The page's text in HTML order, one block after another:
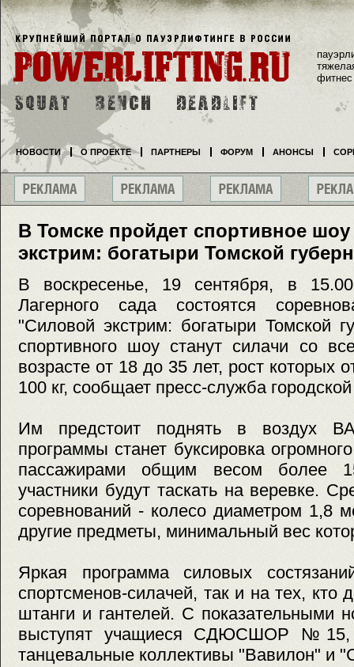
В Томске пройдет спортивное
экстрим: богатыри Томской
В воскресенье, 19 сентября, в
Лагерного сада состоятся
"Силовой экстрим: богатыри Томской
спортивного шоу станут силачи со
возрасте от 18 до 35 лет, рост которых
100 кг, сообщает пресс-служба
Им предстоит поднять в воздух
программы станет буксировка
пассажирами общим весом более
участники будут таскать на веревке.
соревнований - колесо диаметром 1,8
другие предметы, минимальный вес
Яркая программа силовых
спортсменов-силачей, так и на тех, кто
штанги и гантелей. С показательными
выступят учащиеся СДЮСШОР
танцевальные коллективы "Вавилон" и
фитнес
НОВОСТИ О ПРОЕКТЕ ПАРТНЕРЫ ФОРУМ АНОНСЫ